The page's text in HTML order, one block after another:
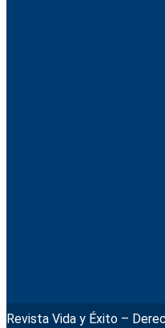
Revista Vida y Éxito –